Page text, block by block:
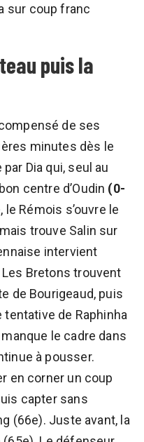
sur coup franc
puis la
de ses
minutes dès le
Dia qui, seul au
centre d’Oudin (0-
le Rémois s’ouvre le
trouve Salin sur
intervient
Bretons trouvent
de Bourigeaud, puis
de Raphinha
le cadre dans
à pousser.
en corner un coup
capter sans
(66e). Juste avant, la